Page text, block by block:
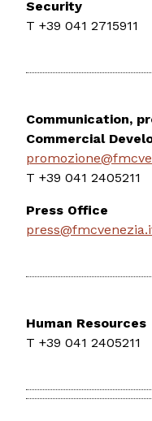
Security
T +39 041 2715911
Communication,
Commercial
T +39 041 2405211
Press Office
Human Resources
T +39 041 2405211